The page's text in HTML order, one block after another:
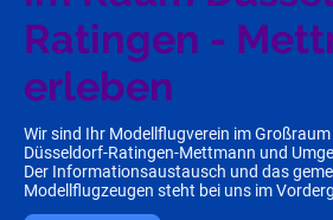
Ratingen -
erleben
Wir sind Ihr Modellflugverein im Großraum
Düsseldorf-Ratingen-Mettmann und
Der Informationsaustausch und das
Modellflugzeugen steht bei uns im